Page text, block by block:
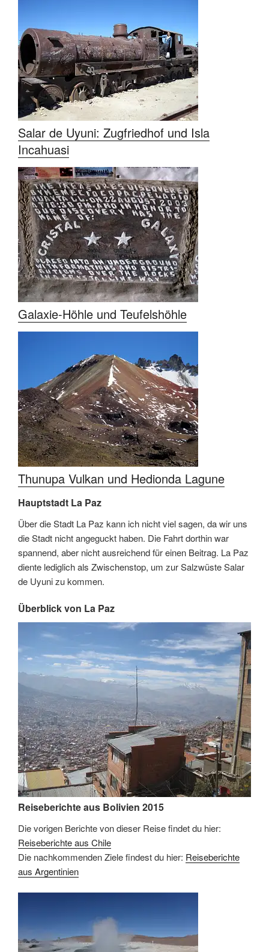
Salar de Uyuni: Zugfriedhof und Isla
Incahuasi
Galaxie-Höhle und Teufelshöhle
Thunupa Vulkan und Hedionda Lagune
Hauptstadt La Paz
Über die Stadt La Paz kann ich nicht viel sagen, da wir uns
die Stadt nicht angeguckt haben. Die Fahrt dorthin war
spannend, aber nicht ausreichend für einen Beitrag. La Paz
diente lediglich als Zwischenstop, um zur Salzwüste Salar
de Uyuni zu kommen.
Überblick von La Paz
Reiseberichte aus Bolivien 2015
Die vorigen Berichte von dieser Reise findet du hier:
Reiseberichte aus Chile
Die nachkommenden Ziele findest du hier: Reiseberichte
aus Argentinien